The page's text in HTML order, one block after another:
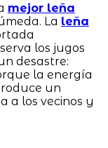
mejor leña
La leña
los jugos
desastre:
la energía
un
a los vecinos y